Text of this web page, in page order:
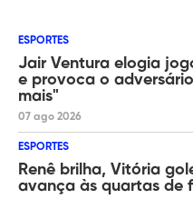
ESPORTES
Jair Ventura elogia
e provoca o
mais"
07 ago 2026
ESPORTES
Renê brilha, Vitória
avança às quartas de